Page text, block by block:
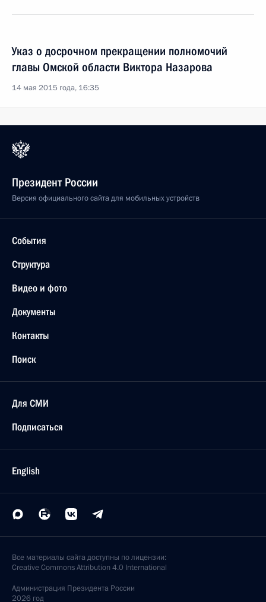
Указ о досрочном прекращении полномочий
главы Омской области Виктора Назарова
14 мая 2015 года, 16:35
Президент России
Версия официального сайта для мобильных устройств
События
Структура
Видео и фото
Документы
Контакты
Поиск
Для СМИ
Подписаться
English
Все материалы сайта доступны по лицензии:
Creative Commons Attribution 4.0 International
Администрация Президента России
2026 год